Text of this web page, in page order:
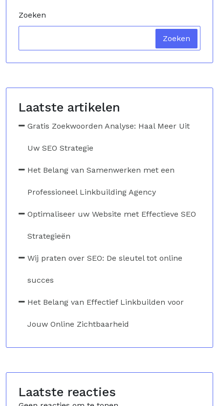
Zoeken
Zoeken
Laatste artikelen
Gratis Zoekwoorden Analyse: Haal Meer Uit
Uw SEO Strategie
Het Belang van Samenwerken met een
Professioneel Linkbuilding Agency
Optimaliseer uw Website met Effectieve SEO
Strategieën
Wij praten over SEO: De sleutel tot online
succes
Het Belang van Effectief Linkbuilden voor
Jouw Online Zichtbaarheid
Laatste reacties